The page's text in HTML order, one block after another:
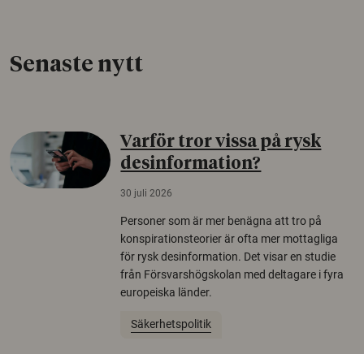
Senaste nytt
Varför tror vissa på rysk
desinformation?
30 juli 2026
Personer som är mer benägna att tro på
konspirationsteorier är ofta mer mottagliga
för rysk desinformation. Det visar en studie
från Försvarshögskolan med deltagare i fyra
europeiska länder.
Säkerhetspolitik